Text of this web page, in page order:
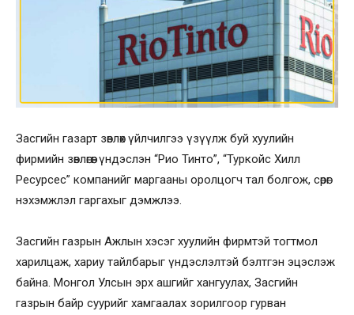
Засгийн газарт зөвлөх үйлчилгээ үзүүлж буй хуулийн
фирмийн зөвлөгөөг үндэслэн “Рио Тинто”, “Туркойс Хилл
Ресурсес” компанийг маргааны оролцогч тал болгож, сөрөг
нэхэмжлэл гаргахыг дэмжлээ.
Засгийн газрын Ажлын хэсэг хуулийн фирмтэй тогтмол
харилцаж, хариу тайлбарыг үндэслэлтэй бэлтгэн эцэслэж
байна. Монгол Улсын эрх ашгийг хангуулах, Засгийн
газрын байр суурийг хамгаалах зорилгоор гурван